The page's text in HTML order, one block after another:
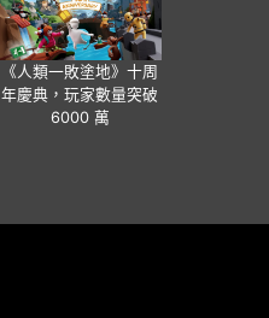
《人類一敗塗地》十周
年慶典，玩家數量突破
6000 萬